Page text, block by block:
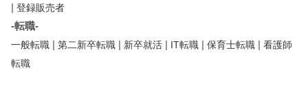
| 登録販売者
-転職-
一般転職 | 第二新卒転職 | 新卒就活 | IT転職 | 保育士転職 | 看護師
転職